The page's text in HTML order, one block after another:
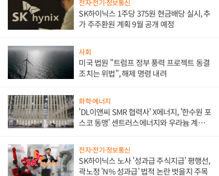
전자·전기·정보통신
SK하이닉스 1주당 375원 현금배당 실시, 추
가 주주환원 계획 9월 공개 예정
사회
미국 법원 "트럼프 정부 풍력 프로젝트 동결
조치는 위법", 해제 명령 내려
화학·에너지
'DL이앤씨 SMR 협력사' X에너지, '한수원 포
스코 동맹' 센트러스에너지와 우라늄 계약
전자·전기·정보통신
SK하이닉스 노사 '성과급 주식지급' 평행선,
곽노정 'N% 성과급' 법적 논란 벗을지 주목